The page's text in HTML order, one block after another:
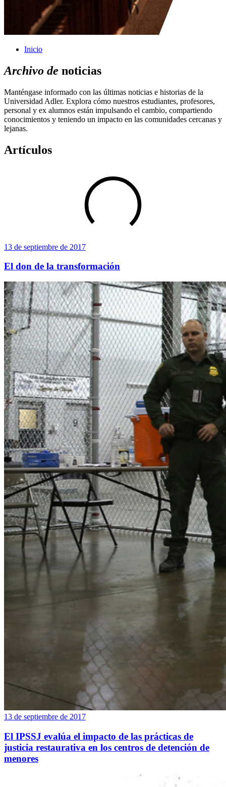
Inicio
Archivo de noticias
Manténgase informado con las últimas noticias e historias de la
Universidad Adler. Explora cómo nuestros estudiantes, profesores,
personal y ex alumnos están impulsando el cambio, compartiendo
conocimientos y teniendo un impacto en las comunidades cercanas y
lejanas.
Artículos
13 de septiembre de 2017
El don de la transformación
13 de septiembre de 2017
El IPSSJ evalúa el impacto de las prácticas de
justicia restaurativa en los centros de detención de
menores